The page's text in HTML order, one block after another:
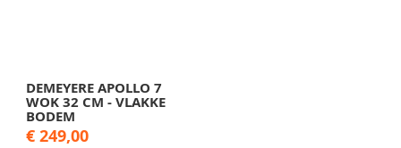
DEMEYERE APOLLO 7
WOK 32 CM - VLAKKE
BODEM
€ 249,00